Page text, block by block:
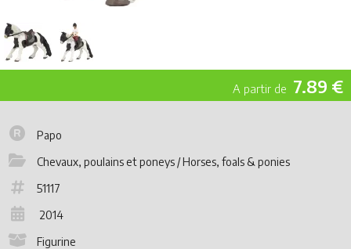
7.89 €
Papo
Chevaux, poulains et poneys / Horses, foals & ponies
51117
2014
Figurine